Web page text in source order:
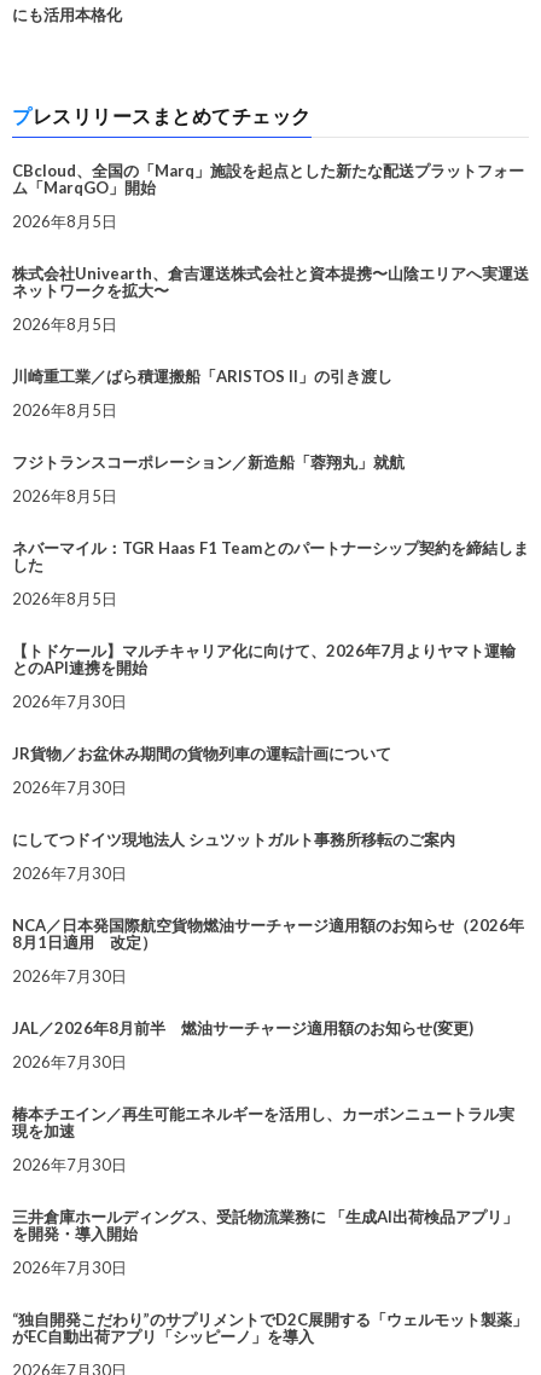
にも活用本格化
プレスリリースまとめてチェック
CBcloud、全国の「Marq」施設を起点とした新たな配送プラットフォー
ム「MarqGO」開始
2026年8月5日
株式会社Univearth、倉吉運送株式会社と資本提携〜山陰エリアへ実運送
ネットワークを拡大〜
2026年8月5日
川崎重工業／ばら積運搬船「ARISTOS II」の引き渡し
2026年8月5日
フジトランスコーポレーション／新造船「蓉翔丸」就航
2026年8月5日
ネバーマイル：TGR Haas F1 Teamとのパートナーシップ契約を締結しま
した
2026年8月5日
【トドケール】マルチキャリア化に向けて、2026年7月よりヤマト運輸
とのAPI連携を開始
2026年7月30日
JR貨物／お盆休み期間の貨物列車の運転計画について
2026年7月30日
にしてつドイツ現地法人 シュツットガルト事務所移転のご案内
2026年7月30日
NCA／日本発国際航空貨物燃油サーチャージ適用額のお知らせ（2026年
8月1日適用 改定）
2026年7月30日
JAL／2026年8月前半 燃油サーチャージ適用額のお知らせ(変更)
2026年7月30日
椿本チエイン／再生可能エネルギーを活用し、カーボンニュートラル実
現を加速
2026年7月30日
三井倉庫ホールディングス、受託物流業務に 「生成AI出荷検品アプリ」
を開発・導入開始
2026年7月30日
“独自開発こだわり”のサプリメントでD2C展開する「ウェルモット製薬」
がEC自動出荷アプリ「シッピーノ」を導入
2026年7月30日